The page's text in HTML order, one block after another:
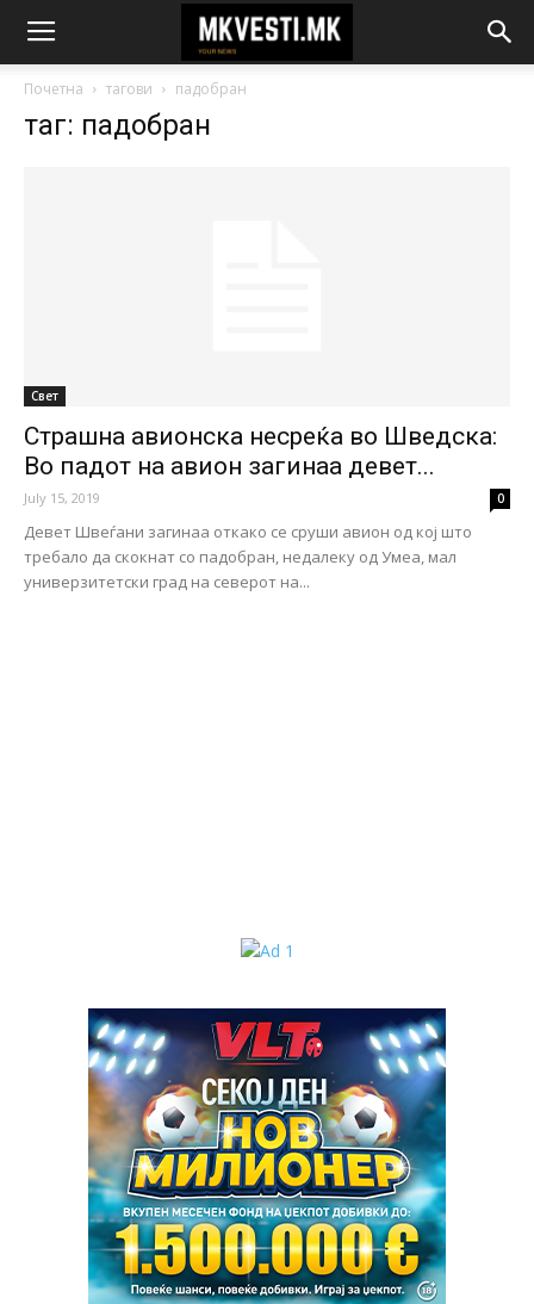
Почетна тагови падобран
таг: падобран
Свет
Страшна авионска несреќа во Шведска:
Во падот на авион загинаа девет...
July 15, 2019 0
Девет Швеѓани загинаа откако се сруши авион од кој што
требало да скокнат со падобран, недалеку од Умеа, мал
универзитетски град на северот на...